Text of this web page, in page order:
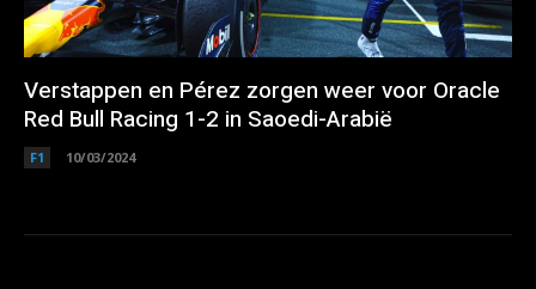
Verstappen en Pérez zorgen weer voor Oracle
Red Bull Racing 1-2 in Saoedi-Arabië
F1 10/03/2024